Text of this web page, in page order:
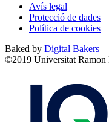
Avís legal
Protecció de dades
Política de cookies
Baked by Digital Bakers
©2019 Universitat